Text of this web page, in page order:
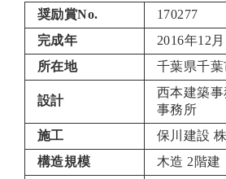
奨励賞No.
170277
完成年
2016年12月
所在地
千葉県千葉
設計
西本建築
事務所
施工
保川建設
構造規模
木造 2階建